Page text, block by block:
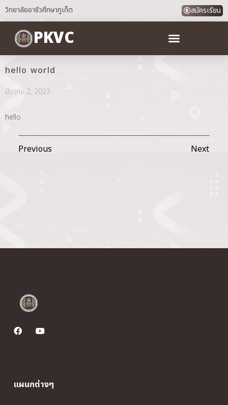
วิทยาลัยอาชีวศึกษาภูเก็ต สมัครเรียน
PKVC
hello world
มีนาคม 2, 2023
hello
Previous Next
แผนกต่างๆ